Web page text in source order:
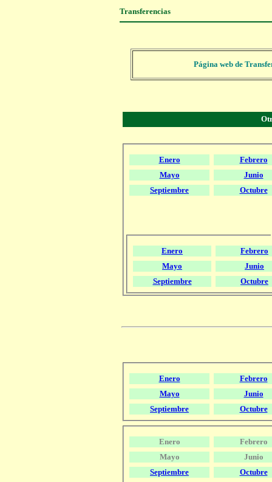
Transferencias
Página web de
Enero
Febrero
Mayo
Junio
Septiembre
Octubre
Enero
Febrero
Mayo
Junio
Septiembre
Octubre
Enero
Febrero
Mayo
Junio
Septiembre
Octubre
Enero
Febrero
Mayo
Junio
Septiembre
Octubre